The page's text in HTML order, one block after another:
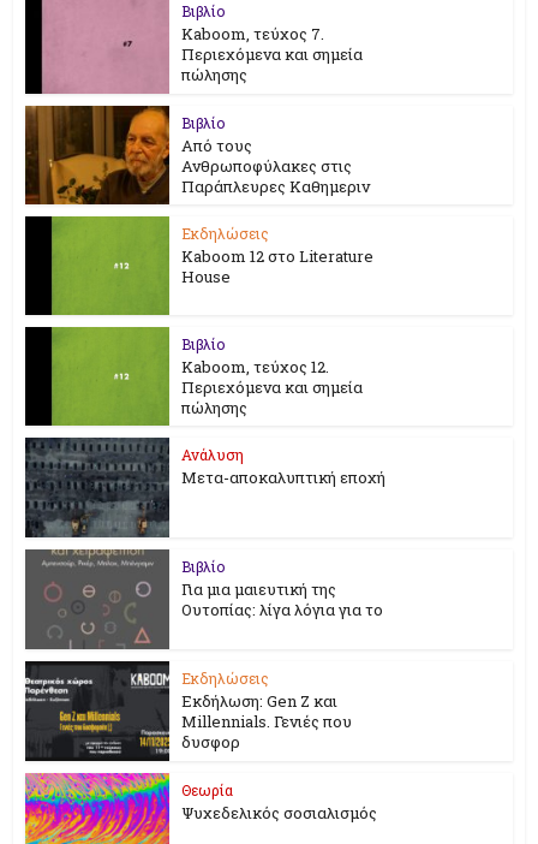
Βιβλίο
Kaboom, τεύχος 7.
Περιεχόμενα και σημεία
πώλησης
Βιβλίο
Από τους
Ανθρωποφύλακες στις
Παράπλευρες Καθημεριν
Εκδηλώσεις
Kaboom 12 στο Literature
House
Βιβλίο
Kaboom, τεύχος 12.
Περιεχόμενα και σημεία
πώλησης
Ανάλυση
Μετα-αποκαλυπτική εποχή
Βιβλίο
Για μια μαιευτική της
Ουτοπίας: λίγα λόγια για το
Εκδηλώσεις
Εκδήλωση: Gen Z και
Millennials. Γενιές που
δυσφορ
Θεωρία
Ψυχεδελικός σοσιαλισμός